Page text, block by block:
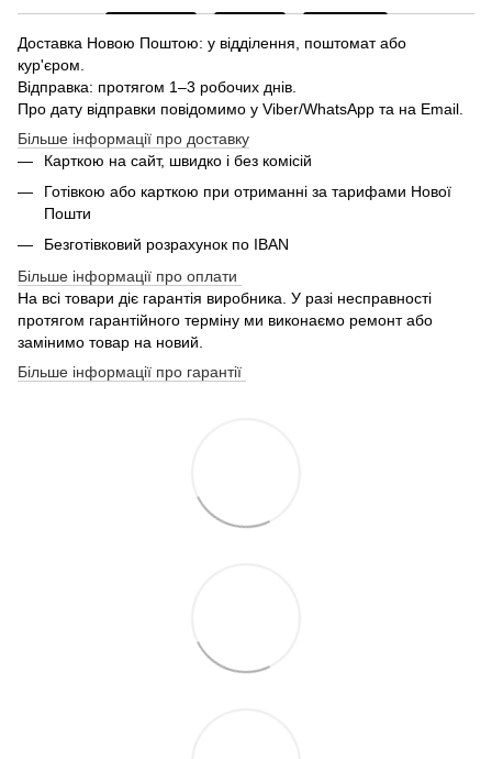
Доставка Новою Поштою: у відділення, поштомат або
кур'єром.
Відправка: протягом 1–3 робочих днів.
Про дату відправки повідомимо у Viber/WhatsApp та на Email.
Більше інформації про доставку
Карткою на сайт, швидко і без комісій
Готівкою або карткою при отриманні за тарифами Нової
Пошти
Безготівковий розрахунок по IBAN
Більше інформації про оплати
На всі товари діє гарантія виробника. У разі несправності
протягом гарантійного терміну ми виконаємо ремонт або
замінимо товар на новий.
Більше інформації про гарантії